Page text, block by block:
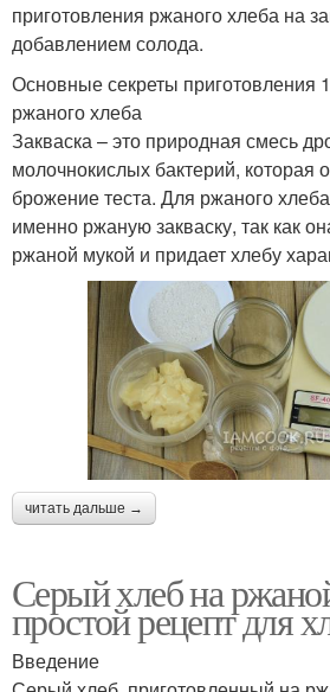
приготовления ржаного хлеба на
добавлением солода.
Основные секреты приготовления
ржаного хлеба
Закваска – это природная смесь
молочнокислых бактерий, которая
брожение теста. Для ржаного
именно ржаную закваску, так как
ржаной мукой и придает хлебу
читать дальше →
Серый хлеб на
простой рецепт для
Введение